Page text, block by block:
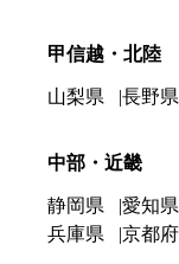
甲信越・北陸
山梨県 長野県
中部・近畿
静岡県 愛知県
兵庫県
京都府